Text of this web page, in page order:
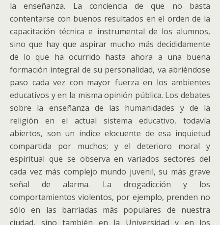
la enseñanza. La conciencia de que no basta
contentarse con buenos resultados en el orden de la
capacitación técnica e instrumental de los alumnos,
sino que hay que aspirar mucho más decididamente
de lo que ha ocurrido hasta ahora a una buena
formación integral de su personalidad, va abriéndose
paso cada vez con mayor fuerza en los ambientes
educativos y en la misma opinión pública. Los debates
sobre la enseñanza de las humanidades y de la
religión en el actual sistema educativo, todavía
abiertos, son un índice elocuente de esa inquietud
compartida por muchos; y el deterioro moral y
espiritual que se observa en variados sectores del
cada vez más complejo mundo juvenil, su más grave
señal de alarma. La drogadicción y los
comportamientos violentos, por ejemplo, prenden no
sólo en las barriadas más populares de nuestra
ciudad, sino también en la Universidad y en los